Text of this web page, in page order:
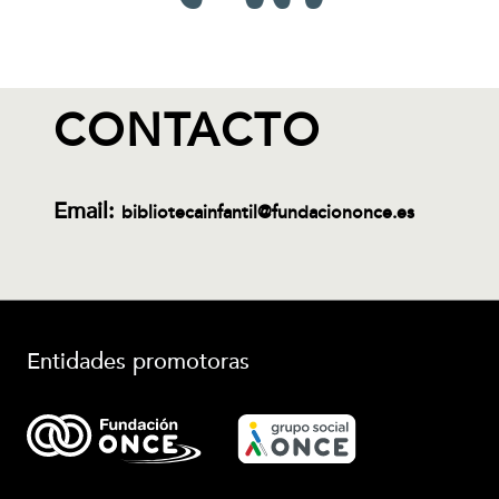
CONTACTO
Email: bibliotecainfantil@fundaciononce.es
Entidades promotoras
(Abre en nueva ventana)(Abre en nueva